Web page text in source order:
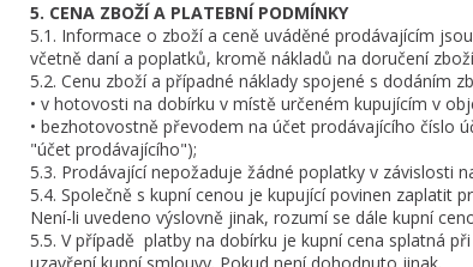
5. CENA ZBOŽÍ A PLATEBNÍ PODMÍNKY
5.1. Informace o zboží a ceně uváděné prodávajícím
včetně daní a poplatků, kromě nákladů na doručení
5.2. Cenu zboží a případné náklady spojené s dodáním
• v hotovosti na dobírku v místě určeném kupujícím v
• bezhotovostně převodem na účet prodávajícího číslo
"účet prodávajícího");
5.3. Prodávající nepožaduje žádné poplatky v závislosti
5.4. Společně s kupní cenou je kupující povinen zaplatit
Není-li uvedeno výslovně jinak, rozumí se dále kupní
5.5. V případě platby na dobírku je kupní cena splatná